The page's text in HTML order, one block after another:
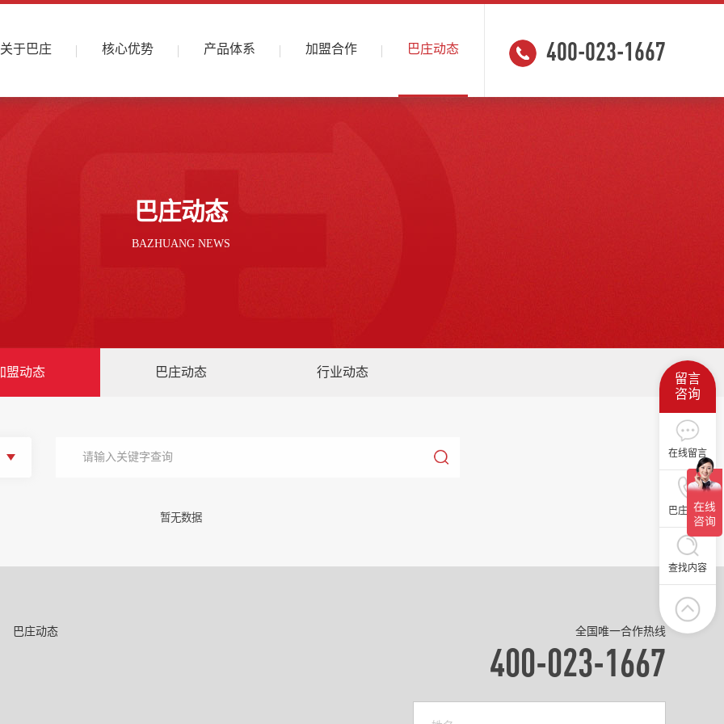
400-023-1667
关于巴庄 核心优势 产品体系 加盟合作 巴庄动态
巴庄动态
BAZHUANG NEWS
盟动态 巴庄动态 行业动态
暂无数据
巴庄动态 全国唯一合作热线
400-023-1667
留言
咨询
在线留言
巴庄招聘
查找内容